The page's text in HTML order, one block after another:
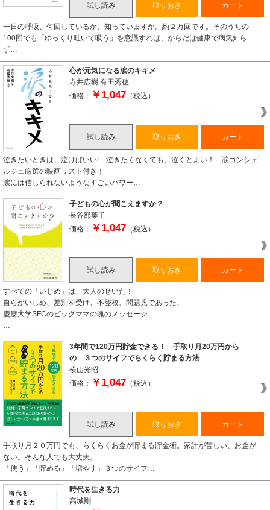
試し読み 取りおき カート
一日の呼吸、何回しているか、知っていますか。約２万回です。そのうちの
100回でも「ゆっくり吐いて吸う」を意識すれば、からだは健康で病気知ら
ず…
心が元気になる涙のキキメ
寺井広樹 有田秀穂
価格：
￥1,047 （税込）
試し読み 取りおき カート
泣きたいときは、泣けばいい! 泣きたくなくても、泣くとよい！ 涙コンシェ
ルジュ厳選の映画リスト付き！
涙には信じられないようなすごいパワー…
子どもの心が聞こえますか？
長谷部葉子
価格：
￥1,047 （税込）
試し読み 取りおき カート
すべての「いじめ」は、大人のせいだ！
自らがいじめ、差別を受け、不登校、問題児であった、
慶應大学SFCのビッグママの魂のメッセージ
…
3年間で120万円貯金できる！ 手取り月20万円から
の ３つのサイフでらくらく貯まる方法
横山光昭
価格：
￥1,047 （税込）
試し読み 取りおき カート
手取り月２０万円でも、らくらくお金が貯まる貯金術。家計が苦しい、お金が
ない。そんな人でも大丈夫。
「使う」「貯める」「増やす」３つのサイフ…
時代を生きる力
高城剛